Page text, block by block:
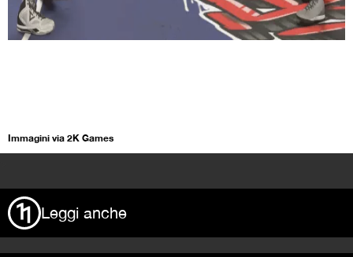
Immagini via 2K Games
Leggi anche